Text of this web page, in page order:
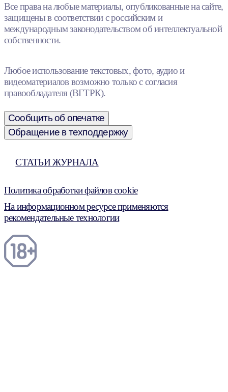
Все права на любые материалы, опубликованные на сайте,
защищены в соответствии с российским и
международным законодательством об интеллектуальной
собственности.
Любое использование текстовых, фото, аудио и
видеоматериалов возможно только с согласия
правообладателя (ВГТРК).
Сообщить об опечатке
Обращение в техподдержку
СТАТЬИ ЖУРНАЛА
Политика обработки файлов cookie
На информационном ресурсе применяются
рекомендательные технологии